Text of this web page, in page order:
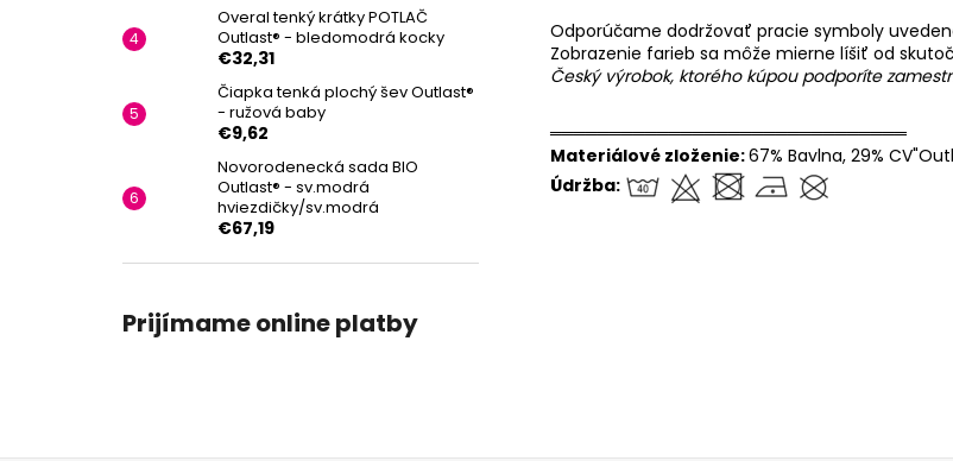
Overal tenký krátky POTLAČ
Outlast® - bledomodrá kocky
€32,31
Čiapka tenká plochý šev Outlast®
- ružová baby
€9,62
Novorodenecká sada BIO
Outlast® - sv.modrá
hviezdičky/sv.modrá
€67,19
Prijímame online platby
Odporúčame dodržovať pracie symboly
Zobrazenie farieb sa môže mierne líšiť od
Český výrobok, ktorého kúpou podporíte
══════════════════════════════
Materiálové zloženie:67% Bavlna, 29%
Údržba: